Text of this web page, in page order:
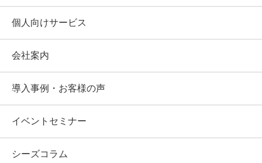
個人向けサービス
会社案内
導入事例・お客様の声
イベントセミナー
シーズコラム